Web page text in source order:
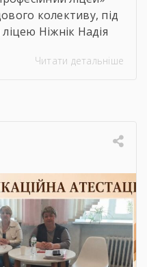
колективу, під
Ніжнік Надія
2026 навчальний
приємною
та подяками
Читати детальніше